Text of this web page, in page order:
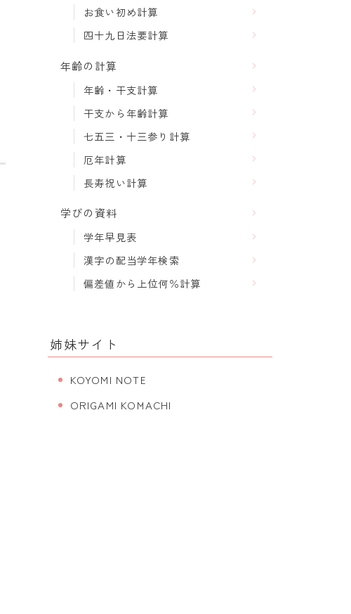
お食い初め計算
四十九日法要計算
年齢の計算
年齢・干支計算
干支から年齢計算
七五三・十三参り計算
厄年計算
長寿祝い計算
学びの資料
学年早見表
漢字の配当学年検索
偏差値から上位何％計算
姉妹サイト
KOYOMI NOTE
ORIGAMI KOMACHI